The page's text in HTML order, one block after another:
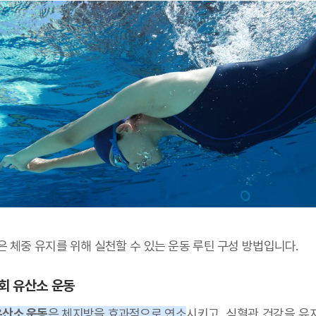
체중 유지를 위해 실천할 수 있는 운동 루틴 구성 방법입니다.
유산소 운동